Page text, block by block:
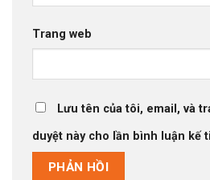
Trang web
Lưu tên của tôi, email, và
duyệt này cho lần bình luận kế